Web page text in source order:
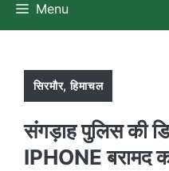
Menu
सिरमौर,हिमाचल
संगड़ाह पुलिस की
IPHONE बरामद